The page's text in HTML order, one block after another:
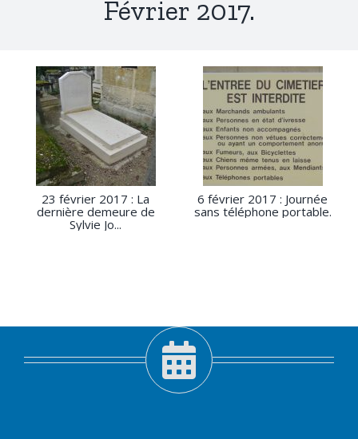
Février 2017.
23 février 2017 : La
dernière demeure de
Sylvie Jo...
6 février 2017 : Journée
sans téléphone portable.